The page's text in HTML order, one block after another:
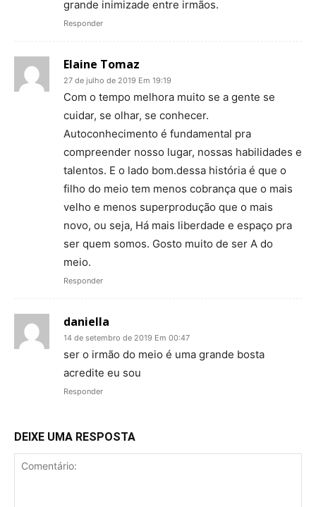
grande inimizade entre irmãos.
Responder
Elaine Tomaz
27 de julho de 2019 Em 19:19
Com o tempo melhora muito se a gente se
cuidar, se olhar, se conhecer.
Autoconhecimento é fundamental pra
compreender nosso lugar, nossas habilidades e
talentos. E o lado bom.dessa história é que o
filho do meio tem menos cobrança que o mais
velho e menos superprodução que o mais
novo, ou seja, Há mais liberdade e espaço pra
ser quem somos. Gosto muito de ser A do
meio.
Responder
daniella
14 de setembro de 2019 Em 00:47
ser o irmão do meio é uma grande bosta
acredite eu sou
Responder
DEIXE UMA RESPOSTA